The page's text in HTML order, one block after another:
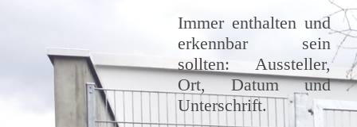
Immer enthalten und
erkennbar sein
sollten: Aussteller,
Ort, Datum und
Unterschrift.